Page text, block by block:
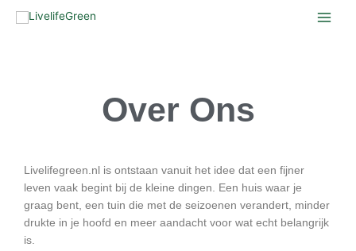
naar
Over Ons
Livelifegreen.nl is ontstaan vanuit het idee dat een fijner
leven vaak begint bij de kleine dingen. Een huis waar je
graag bent, een tuin die met de seizoenen verandert, minder
drukte in je hoofd en meer aandacht voor wat echt belangrijk
is.